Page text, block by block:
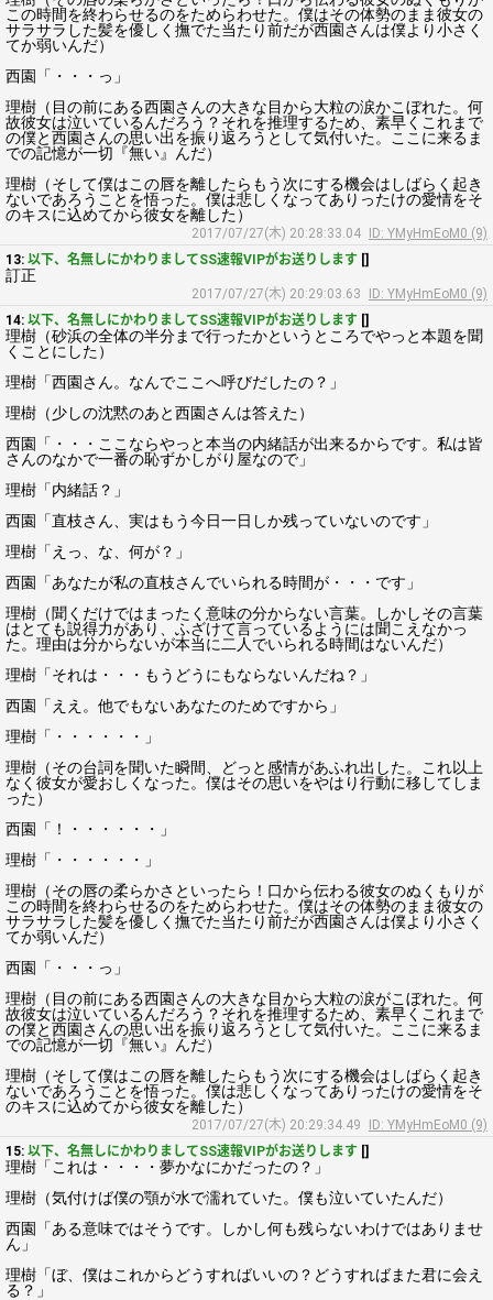
この時間を終わらせるのをためらわせた。僕はその体勢のまま彼女の
サラサラした髪を優しく撫でた当たり前だが西園さんは僕より小さく
てか弱いんだ）
西園「・・・っ」
理樹（目の前にある西園さんの大きな目から大粒の涙かこぼれた。何
故彼女は泣いているんだろう？それを推理するため、素早くこれまで
の僕と西園さんの思い出を振り返ろうとして気付いた。ここに来るま
での記憶が一切『無い』んだ）
理樹（そして僕はこの唇を離したらもう次にする機会はしばらく起き
ないであろうことを悟った。僕は悲しくなってありったけの愛情をそ
のキスに込めてから彼女を離した）
2017/07/27(木) 20:28:33.04
ID: YMyHmEoM0 (9)
13: 以下、名無しにかわりましてSS速報VIPがお送りします []
訂正
2017/07/27(木) 20:29:03.63
ID: YMyHmEoM0 (9)
14: 以下、名無しにかわりましてSS速報VIPがお送りします []
理樹（砂浜の全体の半分まで行ったかというところでやっと本題を聞
くことにした）
理樹「西園さん。なんでここへ呼びだしたの？」
理樹（少しの沈黙のあと西園さんは答えた）
西園「・・・ここならやっと本当の内緒話が出来るからです。私は皆
さんのなかで一番の恥ずかしがり屋なので」
理樹「内緒話？」
西園「直枝さん、実はもう今日一日しか残っていないのです」
理樹「えっ、な、何が？」
西園「あなたが私の直枝さんでいられる時間が・・・です」
理樹（聞くだけではまったく意味の分からない言葉。しかしその言葉
はとても説得力があり、ふざけて言っているようには聞こえなかっ
た。理由は分からないが本当に二人でいられる時間はないんだ）
理樹「それは・・・もうどうにもならないんだね？」
西園「ええ。他でもないあなたのためですから」
理樹「・・・・・・」
理樹（その台詞を聞いた瞬間、どっと感情があふれ出した。これ以上
なく彼女が愛おしくなった。僕はその思いをやはり行動に移してしま
った）
西園「！・・・・・・」
理樹「・・・・・・」
理樹（その唇の柔らかさといったら！口から伝わる彼女のぬくもりが
この時間を終わらせるのをためらわせた。僕はその体勢のまま彼女の
サラサラした髪を優しく撫でた当たり前だが西園さんは僕より小さく
てか弱いんだ）
西園「・・・っ」
理樹（目の前にある西園さんの大きな目から大粒の涙がこぼれた。何
故彼女は泣いているんだろう？それを推理するため、素早くこれまで
の僕と西園さんの思い出を振り返ろうとして気付いた。ここに来るま
での記憶が一切『無い』んだ）
理樹（そして僕はこの唇を離したらもう次にする機会はしばらく起き
ないであろうことを悟った。僕は悲しくなってありったけの愛情をそ
のキスに込めてから彼女を離した）
2017/07/27(木) 20:29:34.49
ID: YMyHmEoM0 (9)
15: 以下、名無しにかわりましてSS速報VIPがお送りします []
理樹「これは・・・・夢かなにかだったの？」
理樹（気付けば僕の顎が水で濡れていた。僕も泣いていたんだ）
西園「ある意味ではそうです。しかし何も残らないわけではありませ
ん」
理樹「ぼ、僕はこれからどうすればいいの？どうすればまた君に会え
る？」